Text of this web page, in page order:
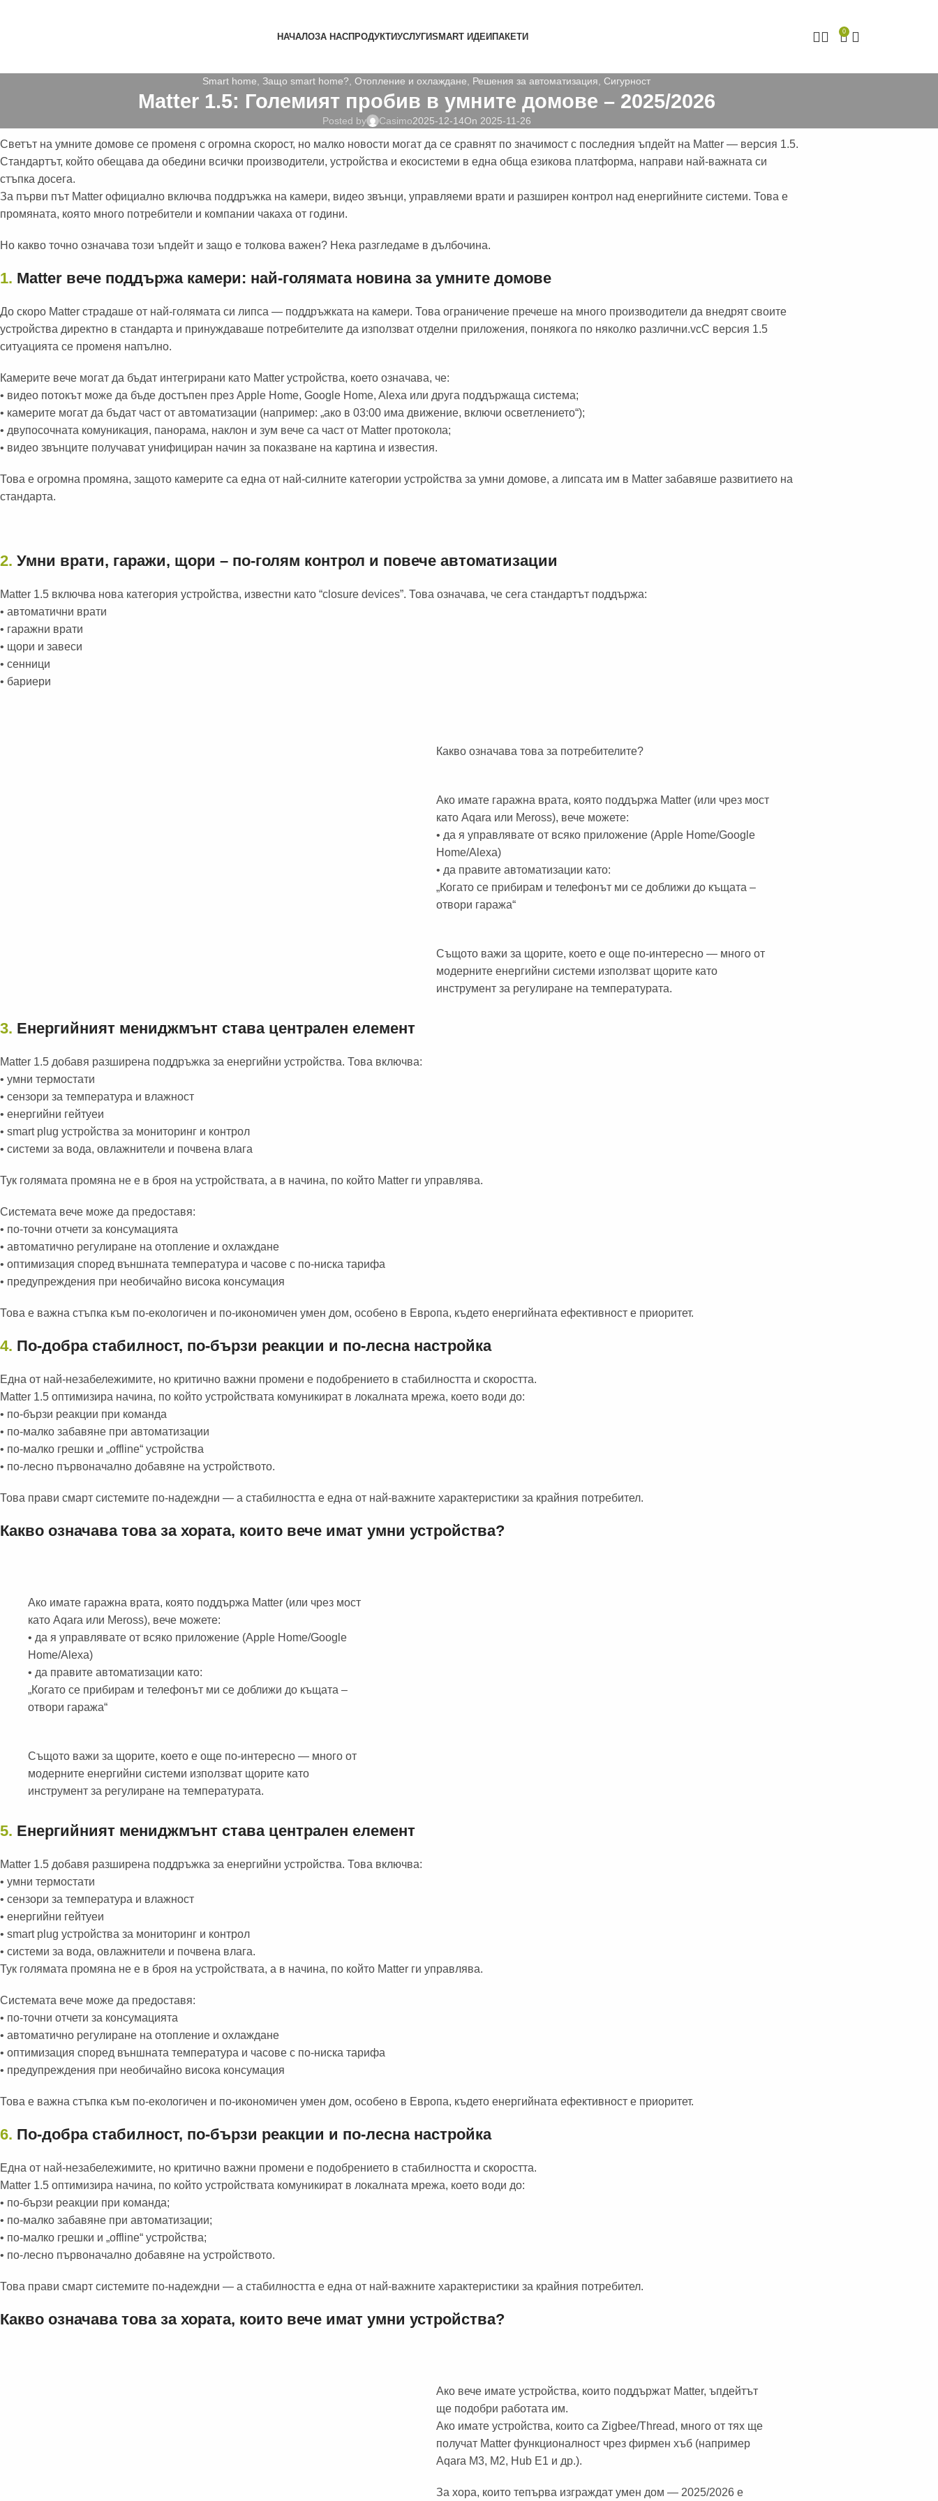
НАЧАЛОЗА НАСПРОДУКТИУСЛУГИSMART ИДЕИ ПАКЕТИ
0
Smart home Защо smart home? Отопление и охлаждане Решения за автоматизация Сигурност
Matter 1.5: Големият пробив в умните домове – 2025/2026
Posted by Casimo2025-12-14On 2025-11-26
Светът на умните домове се променя с огромна скорост, но малко новости могат да се сравнят по значимост с последния ъпдейт на Matter — версия 1.5.
Стандартът, който обещава да обедини всички производители, устройства и екосистеми в една обща езикова платформа, направи най-важната си
стъпка досега.
За първи път Matter официално включва поддръжка на камери, видео звънци, управляеми врати и разширен контрол над енергийните системи. Това е
промяната, която много потребители и компании чакаха от години.
Но какво точно означава този ъпдейт и защо е толкова важен? Нека разгледаме в дълбочина.
1. Matter вече поддържа камери: най-голямата новина за умните домове
До скоро Matter страдаше от най-голямата си липса — поддръжката на камери. Това ограничение пречеше на много производители да внедрят своите
устройства директно в стандарта и принуждаваше потребителите да използват отделни приложения, понякога по няколко различни.vcС версия 1.5
ситуацията се променя напълно.
Камерите вече могат да бъдат интегрирани като Matter устройства, което означава, че:
• видео потокът може да бъде достъпен през Apple Home, Google Home, Alexa или друга поддържаща система;
• камерите могат да бъдат част от автоматизации (например: „ако в 03:00 има движение, включи осветлението“);
• двупосочната комуникация, панорама, наклон и зум вече са част от Matter протокола;
• видео звънците получават унифициран начин за показване на картина и известия.
Това е огромна промяна, защото камерите са една от най-силните категории устройства за умни домове, а липсата им в Matter забавяше развитието на
стандарта.
2. Умни врати, гаражи, щори – по-голям контрол и повече автоматизации
Matter 1.5 включва нова категория устройства, известни като “closure devices”. Това означава, че сега стандартът поддържа:
• автоматични врати
• гаражни врати
• щори и завеси
• сенници
• бариери
Какво означава това за потребителите?
Ако имате гаражна врата, която поддържа Matter (или чрез мост
като Aqara или Meross), вече можете:
• да я управлявате от всяко приложение (Apple Home/Google
Home/Alexa)
• да правите автоматизации като:
„Когато се прибирам и телефонът ми се доближи до къщата –
отвори гаража“
Същото важи за щорите, което е още по-интересно — много от
модерните енергийни системи използват щорите като
инструмент за регулиране на температурата.
3. Енергийният мениджмънт става централен елемент
Matter 1.5 добавя разширена поддръжка за енергийни устройства. Това включва:
• умни термостати
• сензори за температура и влажност
• енергийни гейтуеи
• smart plug устройства за мониторинг и контрол
• системи за вода, овлажнители и почвена влага
Тук голямата промяна не е в броя на устройствата, а в начина, по който Matter ги управлява.
Системата вече може да предоставя:
• по-точни отчети за консумацията
• автоматично регулиране на отопление и охлаждане
• оптимизация според външната температура и часове с по-ниска тарифа
• предупреждения при необичайно висока консумация
Това е важна стъпка към по-екологичен и по-икономичен умен дом, особено в Европа, където енергийната ефективност е приоритет.
4. По-добра стабилност, по-бързи реакции и по-лесна настройка
Една от най-незабележимите, но критично важни промени е подобрението в стабилността и скоростта.
Matter 1.5 оптимизира начина, по който устройствата комуникират в локалната мрежа, което води до:
• по-бързи реакции при команда
• по-малко забавяне при автоматизации
• по-малко грешки и „offline“ устройства
• по-лесно първоначално добавяне на устройството.
Това прави смарт системите по-надеждни — а стабилността е една от най-важните характеристики за крайния потребител.
Какво означава това за хората, които вече имат умни устройства?
Ако имате гаражна врата, която поддържа Matter (или чрез мост
като Aqara или Meross), вече можете:
• да я управлявате от всяко приложение (Apple Home/Google
Home/Alexa)
• да правите автоматизации като:
„Когато се прибирам и телефонът ми се доближи до къщата –
отвори гаража“
Същото важи за щорите, което е още по-интересно — много от
модерните енергийни системи използват щорите като
инструмент за регулиране на температурата.
5. Енергийният мениджмънт става централен елемент
Matter 1.5 добавя разширена поддръжка за енергийни устройства. Това включва:
• умни термостати
• сензори за температура и влажност
• енергийни гейтуеи
• smart plug устройства за мониторинг и контрол
• системи за вода, овлажнители и почвена влага.
Тук голямата промяна не е в броя на устройствата, а в начина, по който Matter ги управлява.
Системата вече може да предоставя:
• по-точни отчети за консумацията
• автоматично регулиране на отопление и охлаждане
• оптимизация според външната температура и часове с по-ниска тарифа
• предупреждения при необичайно висока консумация
Това е важна стъпка към по-екологичен и по-икономичен умен дом, особено в Европа, където енергийната ефективност е приоритет.
6. По-добра стабилност, по-бързи реакции и по-лесна настройка
Една от най-незабележимите, но критично важни промени е подобрението в стабилността и скоростта.
Matter 1.5 оптимизира начина, по който устройствата комуникират в локалната мрежа, което води до:
• по-бързи реакции при команда;
• по-малко забавяне при автоматизации;
• по-малко грешки и „offline“ устройства;
• по-лесно първоначално добавяне на устройството.
Това прави смарт системите по-надеждни — а стабилността е една от най-важните характеристики за крайния потребител.
Какво означава това за хората, които вече имат умни устройства?
Ако вече имате устройства, които поддържат Matter, ъпдейтът
ще подобри работата им.
Ако имате устройства, които са Zigbee/Thread, много от тях ще
получат Matter функционалност чрез фирмен хъб (например
Aqara M3, M2, Hub E1 и др.).
За хора, които тепърва изграждат умен дом — 2025/2026 е